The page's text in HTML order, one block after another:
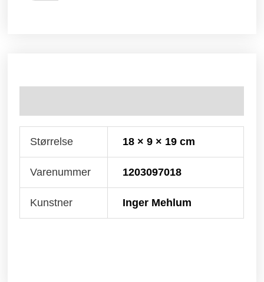
Størrelse 18 × 9 × 19 cm
Varenummer 1203097018
Kunstner Inger Mehlum